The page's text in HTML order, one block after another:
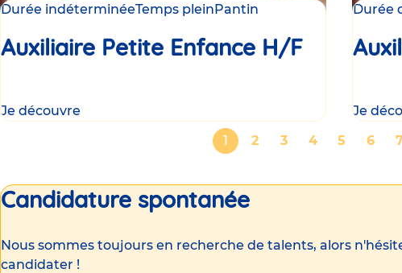
Durée indéterminéeTemps pleinPantin
Auxiliaire Petite Enfance H/F
Je découvre
Durée
Je
Page
1 Page
2 Page
3 Page
4 Page
5 Page
6
Candidature spontanée
Nous sommes toujours en recherche de talents, alors
candidater !